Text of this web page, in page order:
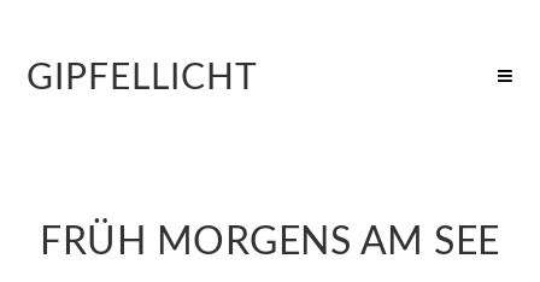
GIPFELLICHT
FRÜH MORGENS AM SEE